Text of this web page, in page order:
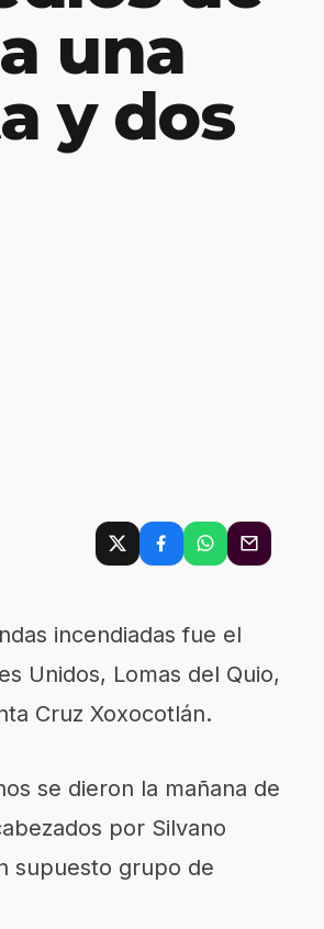
una
y dos
incendiadas fue el
Unidos, Lomas del Quio,
Cruz Xoxocotlán.
se dieron la mañana de
por Silvano
supuesto grupo de